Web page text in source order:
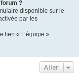
?
disponible sur le
par les
lien « L’équipe ».
Aller